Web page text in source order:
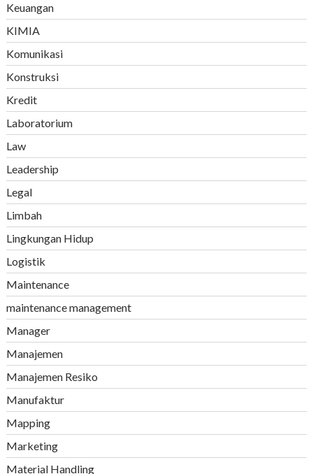
Keuangan
KIMIA
Komunikasi
Konstruksi
Kredit
Laboratorium
Law
Leadership
Legal
Limbah
Lingkungan Hidup
Logistik
Maintenance
maintenance management
Manager
Manajemen
Manajemen Resiko
Manufaktur
Mapping
Marketing
Material Handling